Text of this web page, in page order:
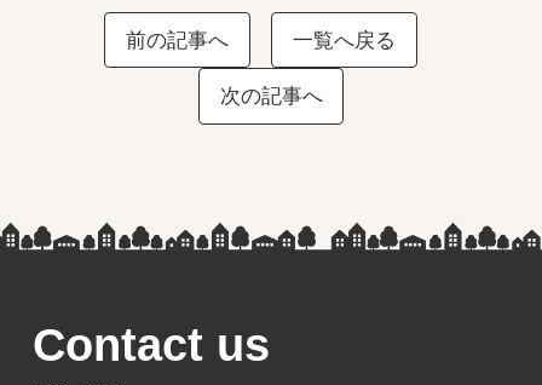
前の記事へ 一覧へ戻る
次の記事へ
Contact us